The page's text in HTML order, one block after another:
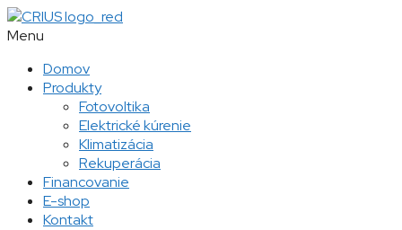
Menu
Domov
Produkty
Fotovoltika
Elektrické kúrenie
Klimatizácia
Rekuperácia
Financovanie
E-shop
Kontakt